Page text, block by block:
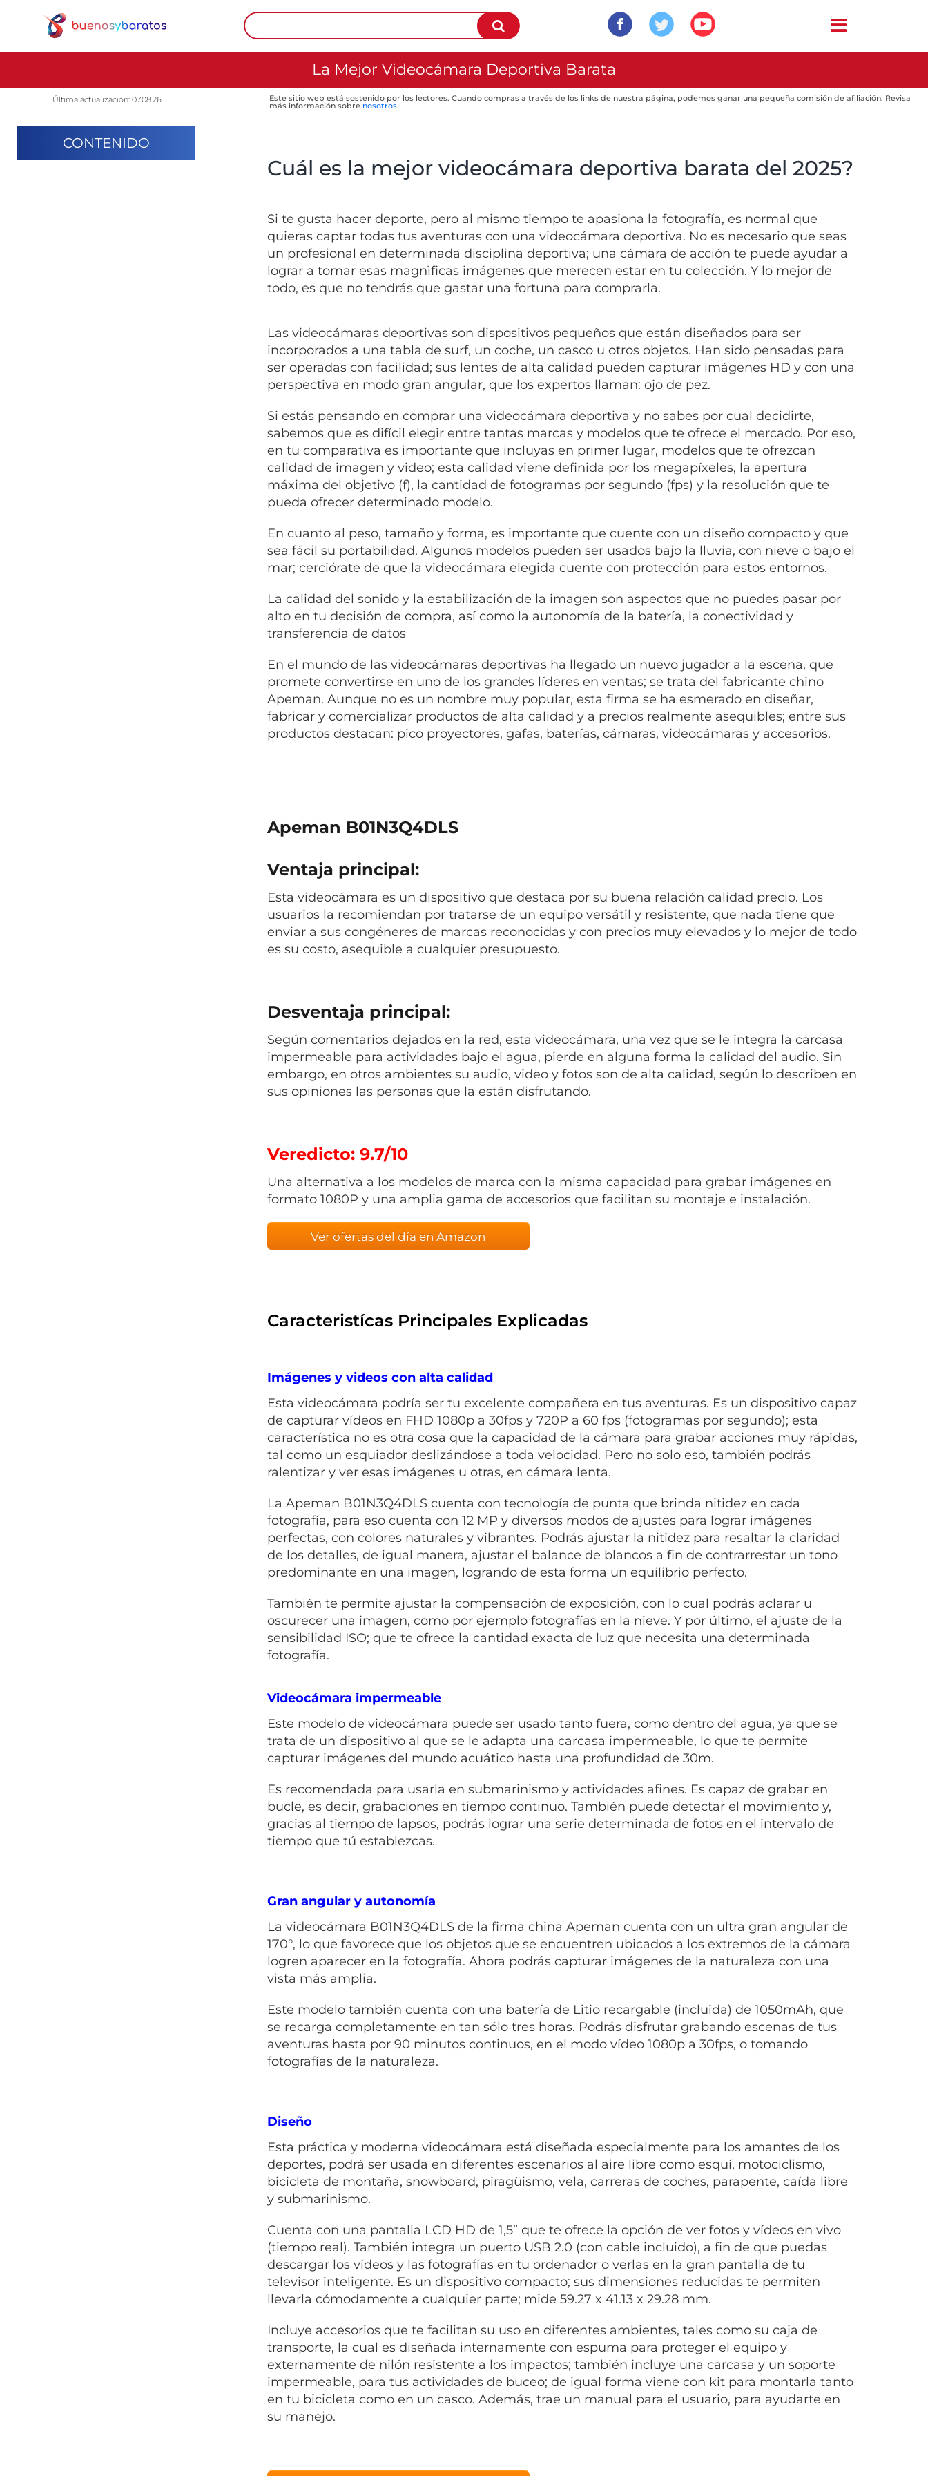
La Mejor Videocámara Deportiva Barata
Última actualización: 07.08.26 Este sitio web está sostenido por los lectores. Cuando compras a través de los links de nuestra página, podemos ganar una pequeña comisión de afiliación. Revisa
más información sobre nosotros.
CONTENIDO
Cuál es la mejor videocámara deportiva barata del 2025?
Si te gusta hacer deporte, pero al mismo tiempo te apasiona la fotografía, es normal que
quieras captar todas tus aventuras con una videocámara deportiva. No es necesario que seas
un profesional en determinada disciplina deportiva; una cámara de acción te puede ayudar a
lograr a tomar esas magnìficas imágenes que merecen estar en tu colección. Y lo mejor de
todo, es que no tendrás que gastar una fortuna para comprarla.
Las videocámaras deportivas son dispositivos pequeños que están diseñados para ser
incorporados a una tabla de surf, un coche, un casco u otros objetos. Han sido pensadas para
ser operadas con facilidad; sus lentes de alta calidad pueden capturar imágenes HD y con una
perspectiva en modo gran angular, que los expertos llaman: ojo de pez.
Si estás pensando en comprar una videocámara deportiva y no sabes por cual decidirte,
sabemos que es difícil elegir entre tantas marcas y modelos que te ofrece el mercado. Por eso,
en tu comparativa es importante que incluyas en primer lugar, modelos que te ofrezcan
calidad de imagen y video; esta calidad viene definida por los megapíxeles, la apertura
máxima del objetivo (f), la cantidad de fotogramas por segundo (fps) y la resolución que te
pueda ofrecer determinado modelo.
En cuanto al peso, tamaño y forma, es importante que cuente con un diseño compacto y que
sea fácil su portabilidad. Algunos modelos pueden ser usados bajo la lluvia, con nieve o bajo el
mar; cerciórate de que la videocámara elegida cuente con protección para estos entornos.
La calidad del sonido y la estabilización de la imagen son aspectos que no puedes pasar por
alto en tu decisión de compra, así como la autonomía de la batería, la conectividad y
transferencia de datos
En el mundo de las videocámaras deportivas ha llegado un nuevo jugador a la escena, que
promete convertirse en uno de los grandes líderes en ventas; se trata del fabricante chino
Apeman. Aunque no es un nombre muy popular, esta firma se ha esmerado en diseñar,
fabricar y comercializar productos de alta calidad y a precios realmente asequibles; entre sus
productos destacan: pico proyectores, gafas, baterías, cámaras, videocámaras y accesorios.
Apeman B01N3Q4DLS
Ventaja principal:
Esta videocámara es un dispositivo que destaca por su buena relación calidad precio. Los
usuarios la recomiendan por tratarse de un equipo versátil y resistente, que nada tiene que
enviar a sus congéneres de marcas reconocidas y con precios muy elevados y lo mejor de todo
es su costo, asequible a cualquier presupuesto.
Desventaja principal:
Según comentarios dejados en la red, esta videocámara, una vez que se le integra la carcasa
impermeable para actividades bajo el agua, pierde en alguna forma la calidad del audio. Sin
embargo, en otros ambientes su audio, video y fotos son de alta calidad, según lo describen en
sus opiniones las personas que la están disfrutando.
Veredicto: 9.7/10
Una alternativa a los modelos de marca con la misma capacidad para grabar imágenes en
formato 1080P y una amplia gama de accesorios que facilitan su montaje e instalación.
Ver ofertas del día en Amazon
Caracteristícas Principales Explicadas
Imágenes y videos con alta calidad
Esta videocámara podría ser tu excelente compañera en tus aventuras. Es un dispositivo capaz
de capturar vídeos en FHD 1080p a 30fps y 720P a 60 fps (fotogramas por segundo); esta
característica no es otra cosa que la capacidad de la cámara para grabar acciones muy rápidas,
tal como un esquiador deslizándose a toda velocidad. Pero no solo eso, también podrás
ralentizar y ver esas imágenes u otras, en cámara lenta.
La Apeman B01N3Q4DLS cuenta con tecnología de punta que brinda nitidez en cada
fotografía, para eso cuenta con 12 MP y diversos modos de ajustes para lograr imágenes
perfectas, con colores naturales y vibrantes. Podrás ajustar la nitidez para resaltar la claridad
de los detalles, de igual manera, ajustar el balance de blancos a fin de contrarrestar un tono
predominante en una imagen, logrando de esta forma un equilibrio perfecto.
También te permite ajustar la compensación de exposición, con lo cual podrás aclarar u
oscurecer una imagen, como por ejemplo fotografías en la nieve. Y por último, el ajuste de la
sensibilidad ISO; que te ofrece la cantidad exacta de luz que necesita una determinada
fotografía.
Videocámara impermeable
Este modelo de videocámara puede ser usado tanto fuera, como dentro del agua, ya que se
trata de un dispositivo al que se le adapta una carcasa impermeable, lo que te permite
capturar imágenes del mundo acuático hasta una profundidad de 30m.
Es recomendada para usarla en submarinismo y actividades afines. Es capaz de grabar en
bucle, es decir, grabaciones en tiempo continuo. También puede detectar el movimiento y,
gracias al tiempo de lapsos, podrás lograr una serie determinada de fotos en el intervalo de
tiempo que tú establezcas.
Gran angular y autonomía
La videocámara B01N3Q4DLS de la firma china Apeman cuenta con un ultra gran angular de
170°, lo que favorece que los objetos que se encuentren ubicados a los extremos de la cámara
logren aparecer en la fotografía. Ahora podrás capturar imágenes de la naturaleza con una
vista más amplia.
Este modelo también cuenta con una batería de Litio recargable (incluida) de 1050mAh, que
se recarga completamente en tan sólo tres horas. Podrás disfrutar grabando escenas de tus
aventuras hasta por 90 minutos continuos, en el modo vídeo 1080p a 30fps, o tomando
fotografías de la naturaleza.
Diseño
Esta práctica y moderna videocámara está diseñada especialmente para los amantes de los
deportes, podrá ser usada en diferentes escenarios al aire libre como esquí, motociclismo,
bicicleta de montaña, snowboard, piragüismo, vela, carreras de coches, parapente, caída libre
y submarinismo.
Cuenta con una pantalla LCD HD de 1,5” que te ofrece la opción de ver fotos y vídeos en vivo
(tiempo real). También integra un puerto USB 2.0 (con cable incluido), a fin de que puedas
descargar los vídeos y las fotografías en tu ordenador o verlas en la gran pantalla de tu
televisor inteligente. Es un dispositivo compacto; sus dimensiones reducidas te permiten
llevarla cómodamente a cualquier parte; mide 59.27 x 41.13 x 29.28 mm.
Incluye accesorios que te facilitan su uso en diferentes ambientes, tales como su caja de
transporte, la cual es diseñada internamente con espuma para proteger el equipo y
externamente de nilón resistente a los impactos; también incluye una carcasa y un soporte
impermeable, para tus actividades de buceo; de igual forma viene con kit para montarla tanto
en tu bicicleta como en un casco. Además, trae un manual para el usuario, para ayudarte en
su manejo.